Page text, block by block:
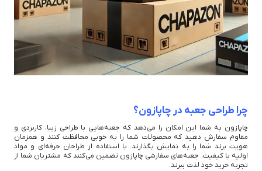
چرا طراحی جعبه در چاپازون؟
چاپازون به شما این امکان را می‌دهد که جعبه‌هایی با طراحی زیبا، کاربردی و
مقاوم سفارش دهید که محصولات شما را به خوبی محافظت کنند و همزمان
هویت برند شما را به نمایش بگذارند. با استفاده از طراحان حرفه‌ای و مواد
اولیه با کیفیت، جعبه‌های سفارشی چاپازون تضمین می‌کنند که مشتریان شما از
تجربه خرید خود لذت ببرند.